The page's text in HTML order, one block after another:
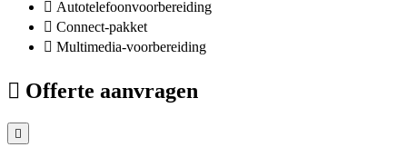
Autotelefoonvoorbereiding
Connect-pakket
Multimedia-voorbereiding
Offerte aanvragen